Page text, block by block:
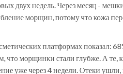
двух недель. Через месяц -
морщин, потому что кожа
платформах показал:
что морщинки стали глубже. А те,
уже через 4 недели. Отеки ушли,